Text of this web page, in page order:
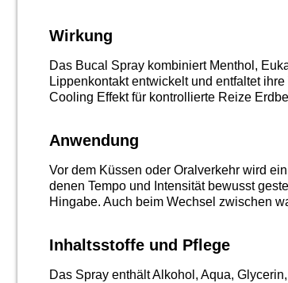
Wirkung
Das Bucal Spray kombiniert Menthol,
Lippenkontakt entwickelt und entfaltet
Cooling Effekt für kontrollierte Reize
Anwendung
Vor dem Küssen oder Oralverkehr wird
denen Tempo und Intensität bewusst
Hingabe. Auch beim Wechsel zwischen
Inhaltsstoffe und Pflege
Das Spray enthält Alkohol, Aqua,